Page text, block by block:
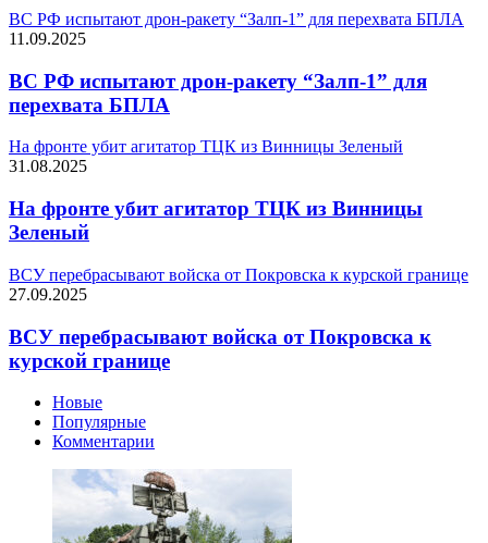
ВС РФ испытают дрон-ракету “Залп-1” для перехвата БПЛА
11.09.2025
ВС РФ испытают дрон-ракету “Залп-1” для
перехвата БПЛА
На фронте убит агитатор ТЦК из Винницы Зеленый
31.08.2025
На фронте убит агитатор ТЦК из Винницы
Зеленый
ВСУ перебрасывают войска от Покровска к курской границе
27.09.2025
ВСУ перебрасывают войска от Покровска к
курской границе
Новые
Популярные
Комментарии